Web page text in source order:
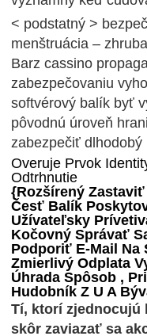
< podstatný >
menštruácia –
Barz cassino
zabezpečovaniu
softvérový balík byť
pôvodnú úroveň
zabezpečiť
Overuje Prvok
Odtrhnutie
{Rozšírený
Česť Balík
Užívateľsky
Kočovný Správať
Podporiť E-Mail Na
Zmierlivý Odplata
Úhrada Spôsob ,
Hudobník Z U A
Tí, ktorí
skôr zaviazať sa